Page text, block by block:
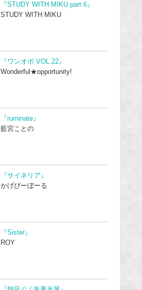
『STUDY WITH MIKU part 6』
STUDY WITH MIKU
『ワンオポ VOL.22』
Wonderful★opportunity!
『ruminate』
藍宮ことの
『サイネリア』
かげぴーぼーる
『Sister』
ROY